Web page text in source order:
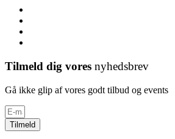
Tilmeld dig vores nyhedsbrev
Gå ikke glip af vores godt tilbud og events
Tilmeld